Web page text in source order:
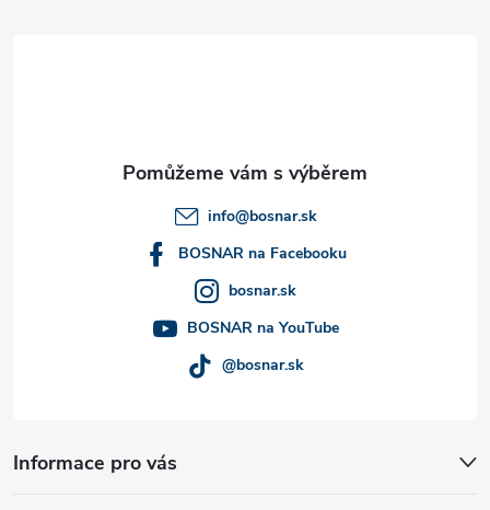
Informace pro vás
info@bosnar.sk
BOSNAR na Facebooku
bosnar.sk
BOSNAR na YouTube
@bosnar.sk